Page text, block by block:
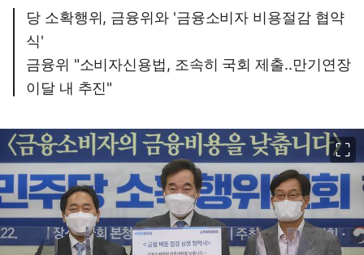
당 소확행위, 금융위와 '금융소비자 비용절감 협약
식'
금융위 "소비자신용법, 조속히 국회 제출..만기연장
이달 내 추진"